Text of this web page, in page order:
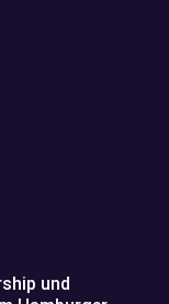
und